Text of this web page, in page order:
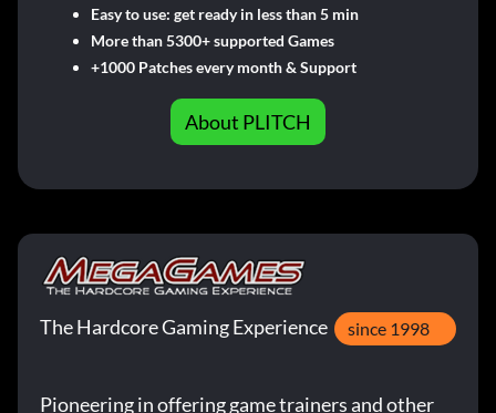
Easy to use: get ready in less than 5 min
More than 5300+ supported Games
+1000 Patches every month & Support
About PLITCH
The Hardcore Gaming Experience since 1998
Pioneering in offering game trainers and other